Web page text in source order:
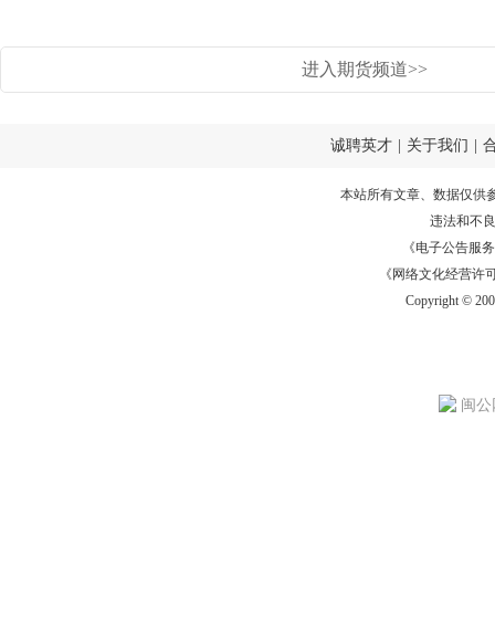
进入期货频道>>
诚聘英才 关于我们
本站所有文章、数据仅供
违法和不
《电子公告服务
《网络文化经营许
Copyright ©
闽公